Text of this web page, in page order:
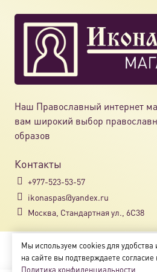
Наш Православный интернет
вам широкий выбор
образов
Контакты
+977-523-53-57
ikonaspas@yandex.ru
Москва, Стандартная ул., 6С38
Copyright © 2018-2025
Магазин православных икон
Мы используем cookies для удобства
на сайте вы подтверждаете
Политика конфиденциальности